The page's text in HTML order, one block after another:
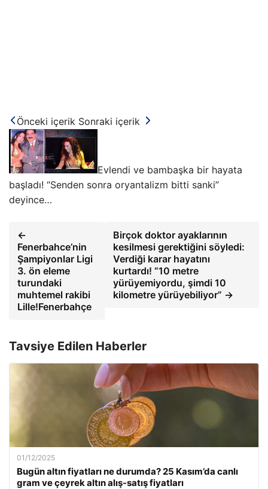
Önceki içerik Sonraki içerik
Evlendi ve bambaşka bir hayata
başladı! “Senden sonra oryantalizm bitti sanki”
deyince…
←
Fenerbahce’nin
Şampiyonlar Ligi
3. ön eleme
turundaki
muhtemel rakibi
Lille!Fenerbahçe
Birçok doktor ayaklarının
kesilmesi gerektiğini söyledi:
Verdiği karar hayatını
kurtardı! “10 metre
yürüyemiyordu, şimdi 10
kilometre yürüyebiliyor” →
Tavsiye Edilen Haberler
01/12/2025
Bugün altın fiyatları ne durumda? 25 Kasım’da canlı
gram ve çeyrek altın alış-satış fiyatları